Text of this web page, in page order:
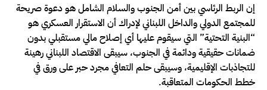
إن الربط الرئاسي بين أمن الجنوب والسلام الشامل هو دعوة صريحة
للمجتمع الدولي والداخل اللبناني لإدراك أن الاستقرار العسكري هو
“البنية التحتية” التي سيقوم عليها أي إصلاح مالي مستقبلي بدون
ضمانات حقيقية ودائمة في الجنوب، سيبقى الاقتصاد اللبناني رهينة
للتجاذبات الإقليمية، وسيبقى حلم التعافي مجرد حبر على ورق في
خطط الحكومات المتعاقبة.